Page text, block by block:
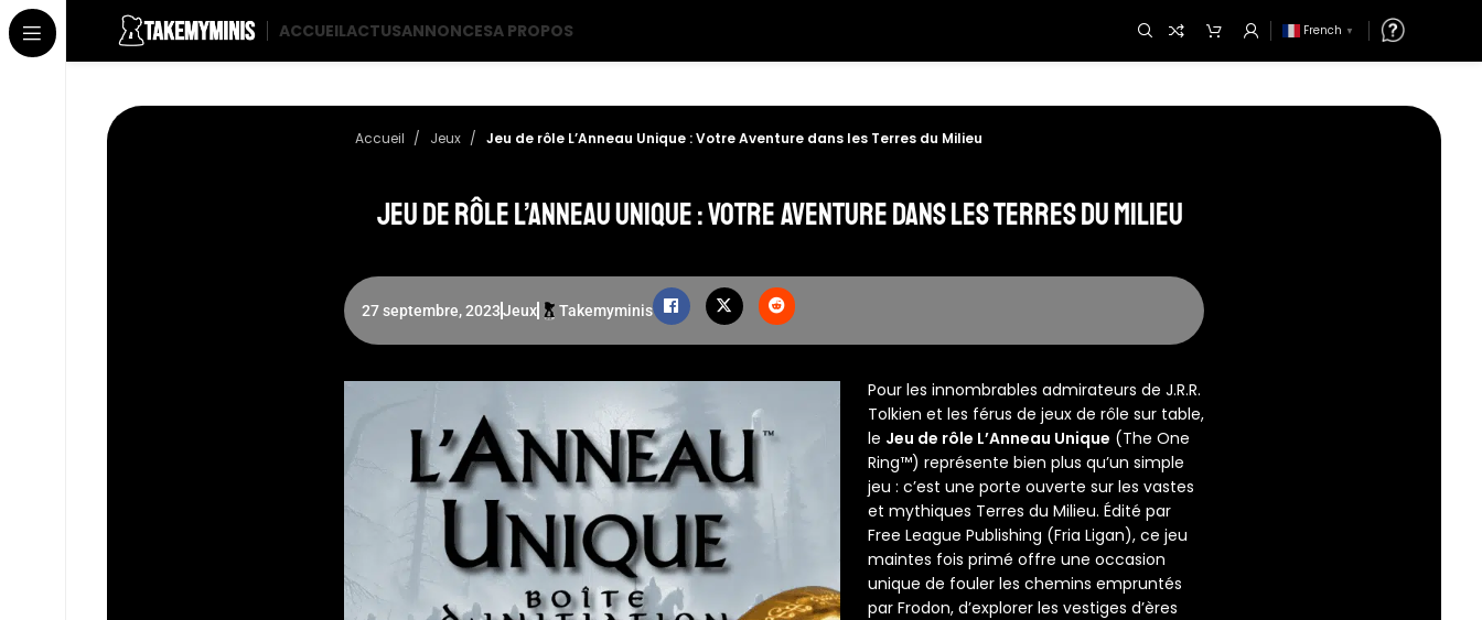
ACCUEILACTUSANNONCESA PROPOS French ▼
Accueil Jeux Jeu de rôle L’Anneau Unique : Votre Aventure dans les Terres du Milieu
Jeu de rôle L’Anneau Unique : Votre Aventure dans les Terres du Milieu
27 septembre, 2023Jeux Takemyminis
Pour les innombrables admirateurs de J.R.R.
Tolkien et les férus de jeux de rôle sur table,
le Jeu de rôle L’Anneau Unique (The One
Ring™) représente bien plus qu’un simple
jeu : c’est une porte ouverte sur les vastes
et mythiques Terres du Milieu. Édité par
Free League Publishing (Fria Ligan), ce jeu
maintes fois primé offre une occasion
unique de fouler les chemins empruntés
par Frodon, d’explorer les vestiges d’ères